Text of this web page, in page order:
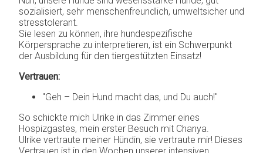
sozialisiert, sehr menschenfreundlich, umweltsicher und
stresstolerant.
Sie lesen zu können, ihre hundespezifische
Körpersprache zu interpretieren, ist ein Schwerpunkt
der Ausbildung für den tiergestützten Einsatz!
Vertrauen:
"Geh – Dein Hund macht das, und Du auch!"
So schickte mich Ulrike in das Zimmer eines
Hospizgastes, mein erster Besuch mit Chanya.
Ulrike vertraute meiner Hündin, sie vertraute mir! Dieses